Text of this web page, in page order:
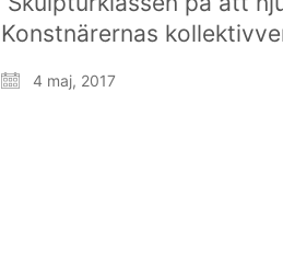
Konstnärernas
4 maj, 2017